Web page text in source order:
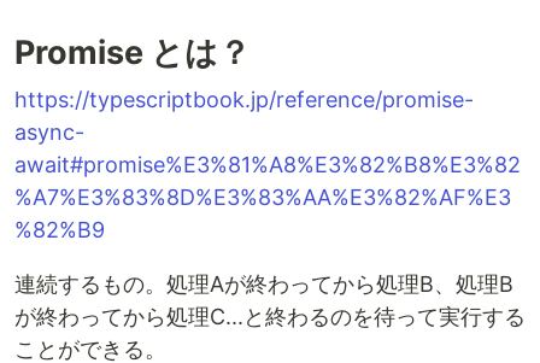
Promise とは？
https://typescriptbook.jp/reference/promise-
async-
await#promise%E3%81%A8%E3%82%B8%E3%82
%A7%E3%83%8D%E3%83%AA%E3%82%AF%E3
%82%B9
連続するもの。処理Aが終わってから処理B、処理B
が終わってから処理C...と終わるのを待って実行する
ことができる。